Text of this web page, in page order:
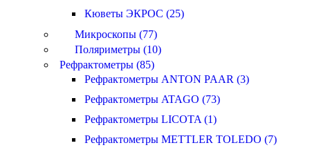
Кюветы ЭКРОС (25)
Микроскопы (77)
Поляриметры (10)
Рефрактометры (85)
Рефрактометры ANTON PAAR (3)
Рефрактометры ATAGO (73)
Рефрактометры LICOTA (1)
Рефрактометры METTLER TOLEDO (7)